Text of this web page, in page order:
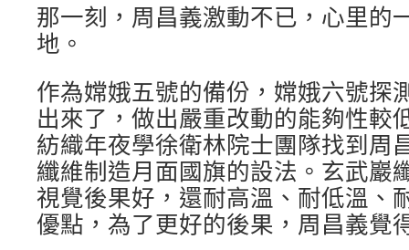
那一刻，周昌義激動不已，心里的
地。
作為嫦娥五號的備份，嫦娥六號探
出來了，做出嚴重改動的能夠性較
紡織年夜學徐衛林院士團隊找到周
纖維制造月面國旗的設法。玄武巖
視覺後果好，還耐高溫、耐低溫、
優點，為了更好的後果，周昌義覺